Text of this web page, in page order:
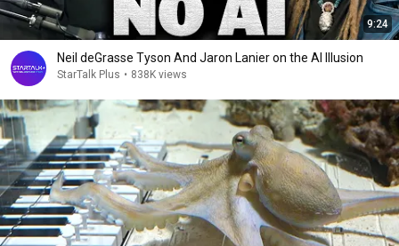
9:24
Neil deGrasse Tyson And Jaron Lanier on the AI Illusion
StarTalk Plus • 838K views